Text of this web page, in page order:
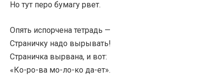
Но тут перо бумагу рвет.
Опять испорчена тетрадь —
Страничку надо вырывать!
Страничка вырвана, и вот:
«Ко-ро-ва мо-ло-ко да-ет».